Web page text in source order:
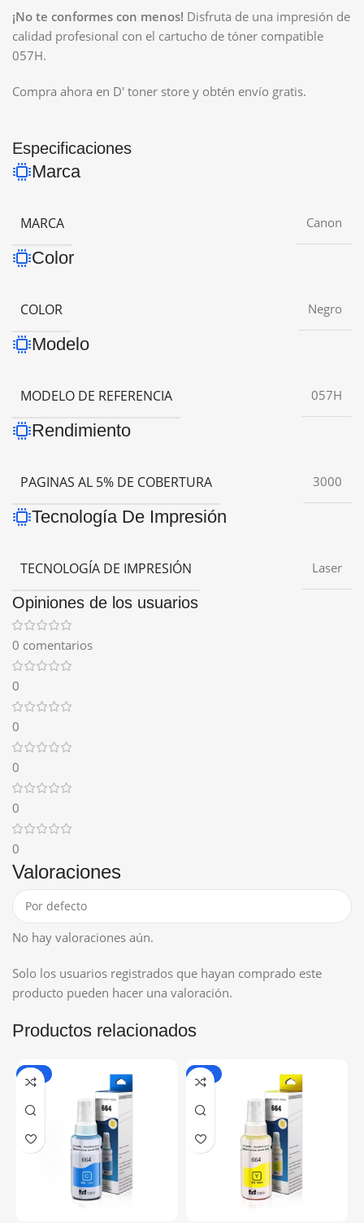
¡No te conformes con menos! Disfruta de una impresión de
calidad profesional con el cartucho de tóner compatible
057H.
Compra ahora en D' toner store y obtén envío gratis.
Especificaciones
Marca
MARCA Canon
Color
COLOR Negro
Modelo
MODELO DE REFERENCIA 057H
Rendimiento
PAGINAS AL 5% DE COBERTURA 3000
Tecnología De Impresión
TECNOLOGÍA DE IMPRESIÓN Laser
Opiniones de los usuarios
0 comentarios
0
0
0
0
0
Valoraciones
No hay valoraciones aún.
Solo los usuarios registrados que hayan comprado este
producto pueden hacer una valoración.
Productos relacionados
-16% -15%